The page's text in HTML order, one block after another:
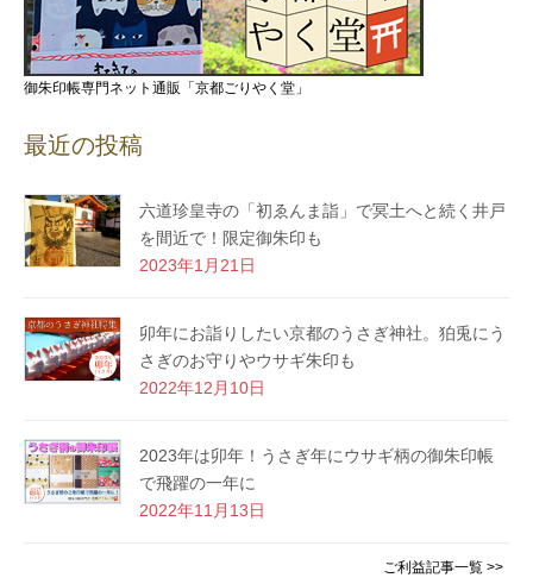
御朱印帳専門ネット通販「京都ごりやく堂」
最近の投稿
六道珍皇寺の「初ゑんま詣」で冥土へと続く井戸
を間近で！限定御朱印も
2023年1月21日
卯年にお詣りしたい京都のうさぎ神社。狛兎にう
さぎのお守りやウサギ朱印も
2022年12月10日
2023年は卯年！うさぎ年にウサギ柄の御朱印帳
で飛躍の一年に
2022年11月13日
ご利益記事一覧 >>